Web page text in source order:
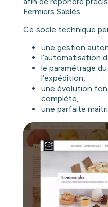
Fermiers Sablés.
Ce socle technique
une gestion
l’automatisation
le paramétrage
l’expédition,
une évolution
complète,
une parfaite